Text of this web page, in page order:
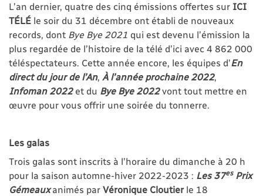
L’an dernier, quatre des cinq émissions offertes sur ICI
TÉLÉ le soir du 31 décembre ont établi de nouveaux
records, dont Bye Bye 2021 qui est devenu l’émission la
plus regardée de l’histoire de la télé d’ici avec 4 862 000
téléspectateurs. Cette année encore, les équipes d’En
direct du jour de l’An, À l’année prochaine 2022,
Infoman 2022et du Bye Bye 2022vont tout mettre en
œuvre pour vous offrir une soirée du tonnerre.
Les galas
Trois galas sont inscrits à l’horaire du dimanche à 20 h
pour la saison automne-hiver 2022-2023 : Les 37esPrix
Gémeauxanimés par Véronique Cloutierle 18